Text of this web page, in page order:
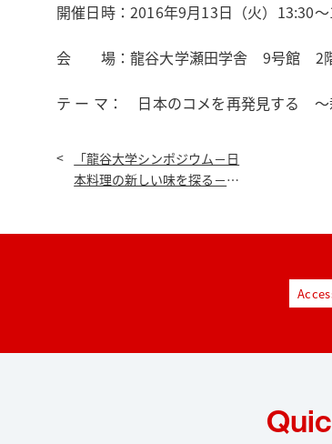
開催日時：2016年9月13日（火）13:30
会 場：龍谷大学瀬田学舎 9号館 2
テ ー マ： 日本のコメを再発見する ～
「龍谷大学シンポジウム－日
本料理の新しい味を探る－」